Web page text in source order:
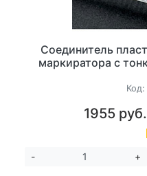
Соединитель
маркиратора с
Код:
1955 руб.
- +